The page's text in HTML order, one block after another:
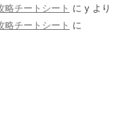
略チートシート に y より
略チートシート に